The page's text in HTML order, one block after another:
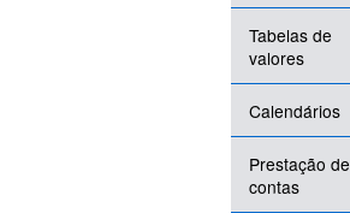
Tabelas de
valores
Calendários
Prestação de
contas